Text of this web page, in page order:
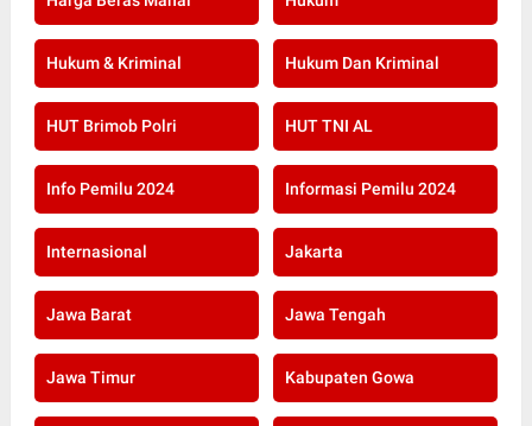
Hukum & Kriminal Hukum Dan Kriminal
HUT Brimob Polri HUT TNI AL
Info Pemilu 2024 Informasi Pemilu 2024
Internasional Jakarta
Jawa Barat Jawa Tengah
Jawa Timur Kabupaten Gowa